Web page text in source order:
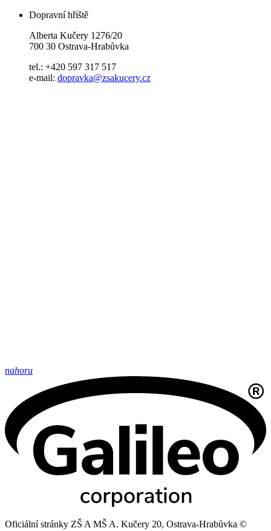
Dopravní hřiště
Alberta Kučery 1276/20
700 30 Ostrava-Hrabůvka
tel.: +420 597 317 517
e-mail: dopravka@zsakucery.cz
nahoru
Oficiální stránky ZŠ A MŠ A. Kučery 20, Ostrava-Hrabůvka ©